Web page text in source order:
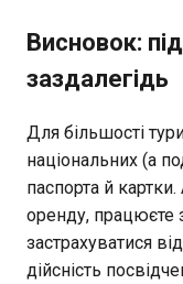
Висновок:
заздалегідь
Для більшості
національних (а
паспорта й
оренду, працюєте
застрахуватися
дійсність